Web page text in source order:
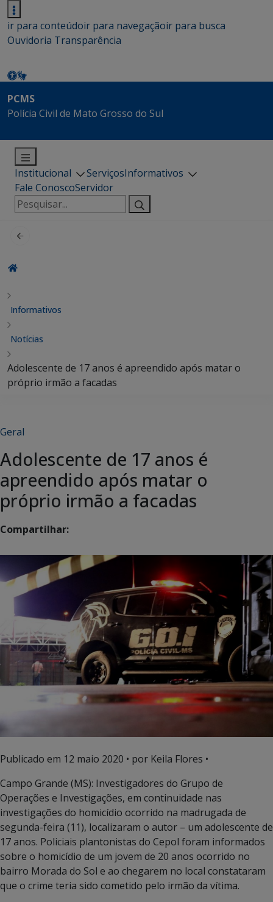
ir para conteúdoir para navegaçãoir para busca
Ouvidoria Transparência
PCMS
Polícia Civil de Mato Grosso do Sul
Institucional ServiçosInformativos
Fale ConoscoServidor
Pesquisar
por:
Informativos
Notícias
Adolescente de 17 anos é apreendido após matar o
próprio irmão a facadas
Geral
Adolescente de 17 anos é
apreendido após matar o
próprio irmão a facadas
Compartilhar:
Publicado em 12 maio 2020 • por Keila Flores •
Campo Grande (MS): Investigadores do Grupo de
Operações e Investigações, em continuidade nas
investigações do homicídio ocorrido na madrugada de
segunda-feira (11), localizaram o autor – um adolescente de
17 anos. Policiais plantonistas do Cepol foram informados
sobre o homicídio de um jovem de 20 anos ocorrido no
bairro Morada do Sol e ao chegarem no local constataram
que o crime teria sido cometido pelo irmão da vítima.